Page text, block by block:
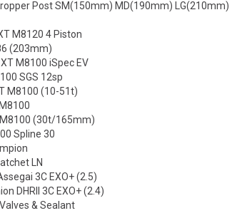
Post SM(150mm) MD(190mm) LG(210mm)
M8120 4 Piston
(203mm)
M8100 iSpec EV
SGS 12sp
M8100 (10-51t)
(30t/165mm)
Spline 30
LN
3C EXO+ (2.5)
DHRII 3C EXO+ (2.4)
& Sealant